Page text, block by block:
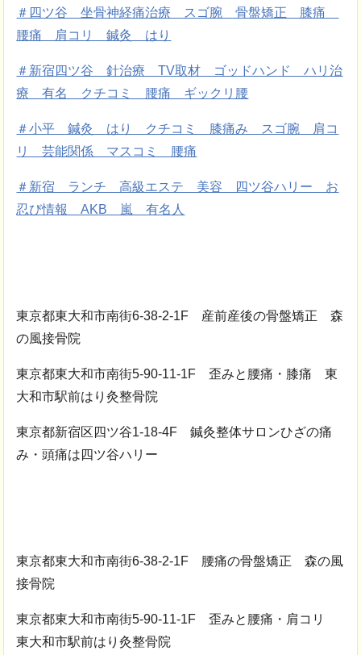
＃四ツ谷 坐骨神経痛治療 スゴ腕 骨盤矯正 膝痛
腰痛 肩コリ 鍼灸 はり
＃新宿四ツ谷 針治療 TV取材 ゴッドハンド ハリ治
療 有名 クチコミ 腰痛 ギックリ腰
＃小平 鍼灸 はり クチコミ 膝痛み スゴ腕 肩コ
リ 芸能関係 マスコミ 腰痛
＃新宿 ランチ 高級エステ 美容 四ツ谷ハリー お
忍び情報 AKB 嵐 有名人
東京都東大和市南街6-38-2-1F 産前産後の骨盤矯正 森
の風接骨院
東京都東大和市南街5-90-11-1F 歪みと腰痛・膝痛 東
大和市駅前はり灸整骨院
東京都新宿区四ツ谷1-18-4F 鍼灸整体サロンひざの痛
み・頭痛は四ツ谷ハリー
東京都東大和市南街6-38-2-1F 腰痛の骨盤矯正 森の風
接骨院
東京都東大和市南街5-90-11-1F 歪みと腰痛・肩コリ
東大和市駅前はり灸整骨院